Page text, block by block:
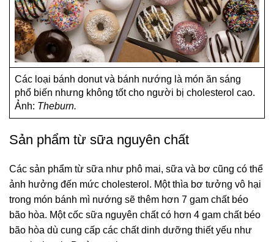
Các loại bánh donut và bánh nướng là món ăn sáng
phổ biến nhưng không tốt cho người bị cholesterol cao.
Ảnh: Theburn.
Sản phẩm từ sữa nguyên chất
Các sản phẩm từ sữa như phô mai, sữa và bơ cũng có thể
ảnh hưởng đến mức cholesterol. Một thìa bơ tưởng vô hại
trong món bánh mì nướng sẽ thêm hơn 7 gam chất béo
bão hòa. Một cốc sữa nguyên chất có hơn 4 gam chất béo
bão hòa dù cung cấp các chất dinh dưỡng thiết yếu như